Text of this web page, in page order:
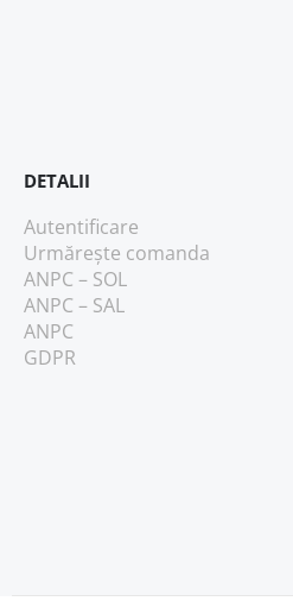
DETALII
Autentificare
Urmărește comanda
ANPC – SOL
ANPC – SAL
ANPC
GDPR